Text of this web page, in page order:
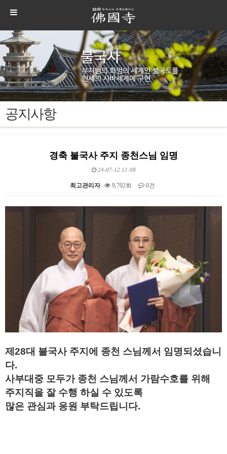
공지사항
경축 불국사 주지 종천스님 임명
24-07-12 11:08
최고관리자 9,702회 0건
제28대 불국사 주지에 종천 스님께서 임명되셨습니
다.
사부대중 모두가 종천 스님께서 가람수호를 위해
주지직을 잘 수행 하실 수 있도록
많은 관심과 응원 부탁드립니다.